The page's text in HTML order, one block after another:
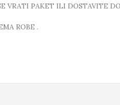
VRATI PAKET ILI DOSTAVITE
ROBE .